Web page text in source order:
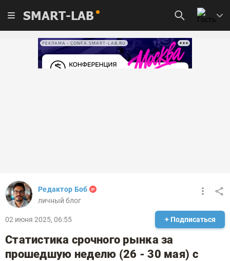
SMART-LAB
РЕКЛАМА • CONFA.SMART-LAB.RU
Редактор Боб
личный блог
02 июня 2025, 06:55 + Подписаться
Статистика срочного рынка за
прошедшую неделю (26 - 30 мая) с